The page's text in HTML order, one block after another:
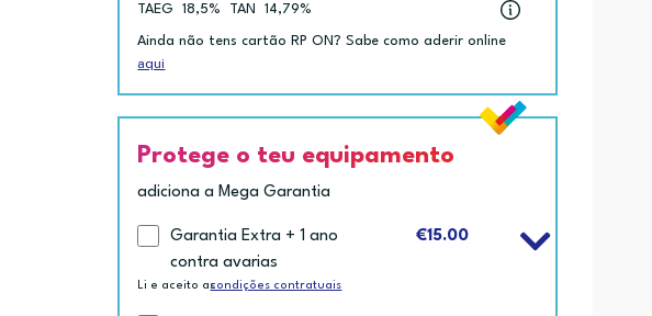
TAEG
18,5% TAN 14,79%
Ainda não tens cartão RP ON? Sabe como aderir online
aqui
Protege o teu equipamento
adiciona a Mega Garantia
Garantia Extra + 1 ano
contra avarias
€15.00
Li e aceito ascondições contratuais